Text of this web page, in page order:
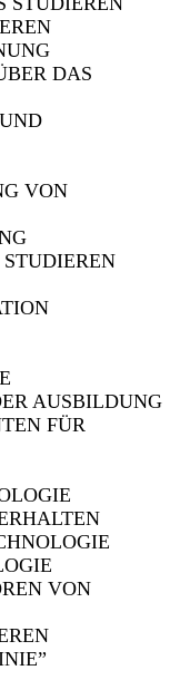
DAS
VON
AUSBILDUNG
FÜR
VON